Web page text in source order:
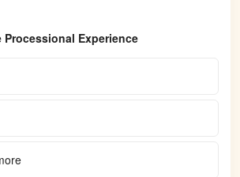
Processional Experience